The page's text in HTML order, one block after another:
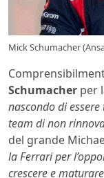
Mick Schumacher
Schumacher per
nascondo di
team di non
del grande
la Ferrari per
crescere e